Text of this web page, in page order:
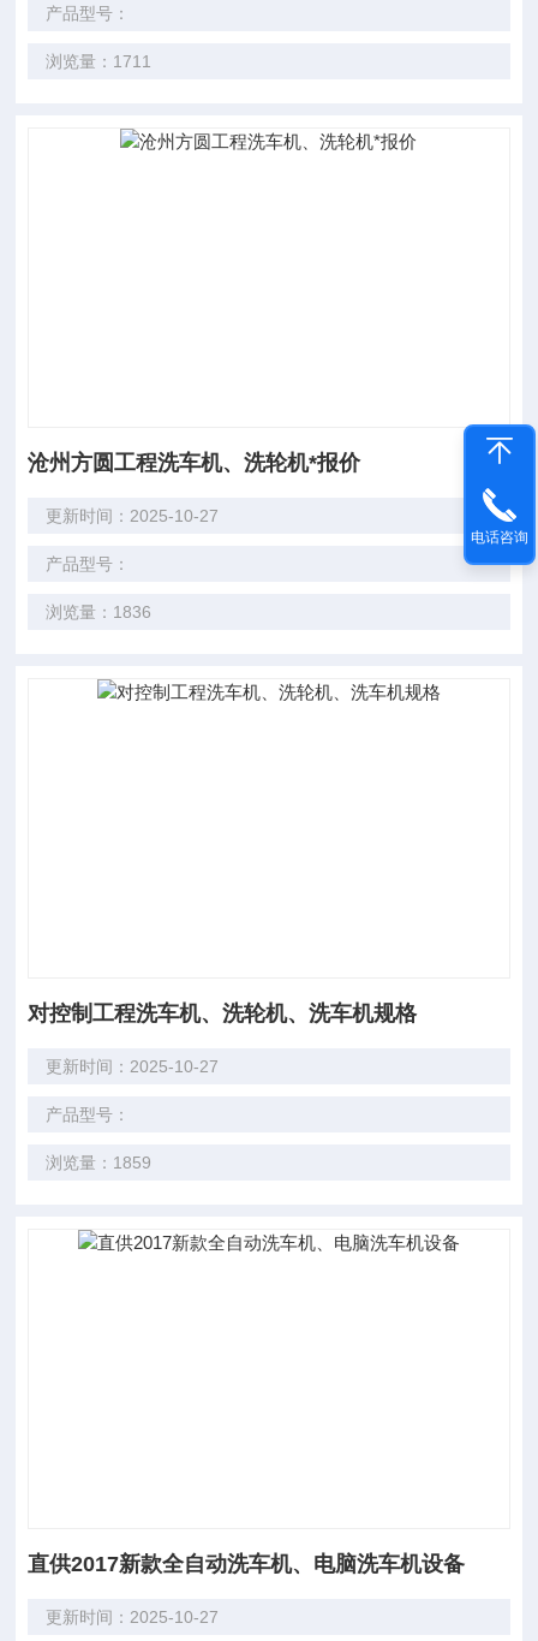
产品型号：
浏览量：1711
沧州方圆工程洗车机、洗轮机*报价
更新时间：2025-10-27
产品型号：
浏览量：1836
对控制工程洗车机、洗轮机、洗车机规格
更新时间：2025-10-27
产品型号：
浏览量：1859
直供2017新款全自动洗车机、电脑洗车机设备
更新时间：2025-10-27
电话咨询